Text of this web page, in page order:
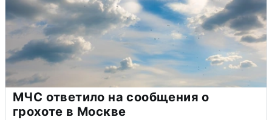
МЧС ответило на сообщения о
грохоте в Москве